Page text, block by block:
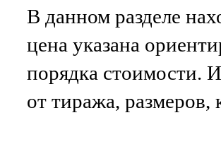
В данном разделе
цена указана
порядка стоимости.
от тиража, размеров,